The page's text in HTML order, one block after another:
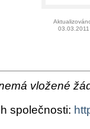
03.03.2011
vložené
společnosti: